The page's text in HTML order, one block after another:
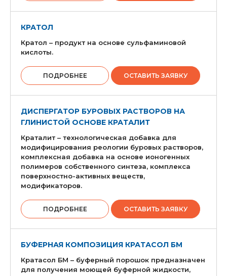
КРАТОЛ
Кратол – продукт на основе сульфаминовой
кислоты.
ПОДРОБНЕЕ ОСТАВИТЬ ЗАЯВКУ
ДИСПЕРГАТОР БУРОВЫХ РАСТВОРОВ НА
ГЛИНИСТОЙ ОСНОВЕ КРАТАЛИТ
Краталит – технологическая добавка для
модифицирования реологии буровых растворов,
комплексная добавка на основе ионогенных
полимеров собственного синтеза, комплекса
поверхностно-активных веществ,
модификаторов.
ПОДРОБНЕЕ ОСТАВИТЬ ЗАЯВКУ
БУФЕРНАЯ КОМПОЗИЦИЯ КРАТАСОЛ БМ
Кратасол БМ – буферный порошок предназначен
для получения моющей буферной жидкости,